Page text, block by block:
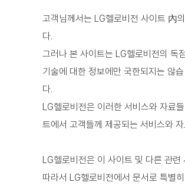
고객님께서는 LG헬로비전 사이트 內
다.
그러나 본 사이트는 LG헬로비전의 독
기술에 대한 정보에만 국한되지는 않
다.
LG헬로비전은 이러한 서비스와 자료
트에서 고객들께 제공되는 서비스와
LG헬로비전은 이 사이트 및 다른 관
따라서 LG헬로비전에서 문서로 특별